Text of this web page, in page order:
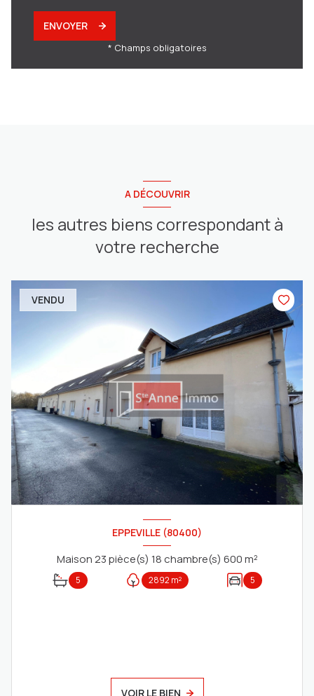
ENVOYER
* Champs obligatoires
A DÉCOUVRIR
les autres biens correspondant à
votre recherche
VENDU
EPPEVILLE (80400)
Maison 23 pièce(s) 18 chambre(s) 600 m²
5 2892 m² 5
VOIR LE BIEN